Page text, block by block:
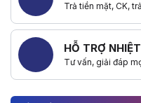
Trả tiền mặt, CK,
HỖ TRỢ
Tư vấn, giải đáp